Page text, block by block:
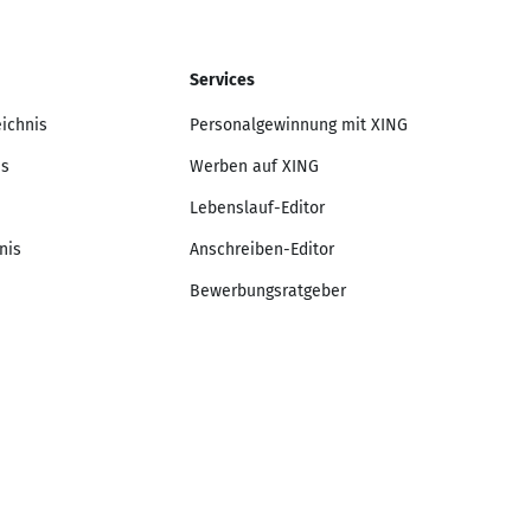
Services
Personalgewinnung mit XING
Werben auf XING
Lebenslauf-Editor
Anschreiben-Editor
Bewerbungsratgeber